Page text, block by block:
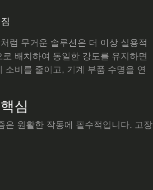
럼 무거운 솔루션은 더 이상 실용적
배치하여 동일한 강도를 유지하면
비를 줄이고, 기계 부품 수명을 연
심
은 원활한 작동에 필수적입니다. 고장